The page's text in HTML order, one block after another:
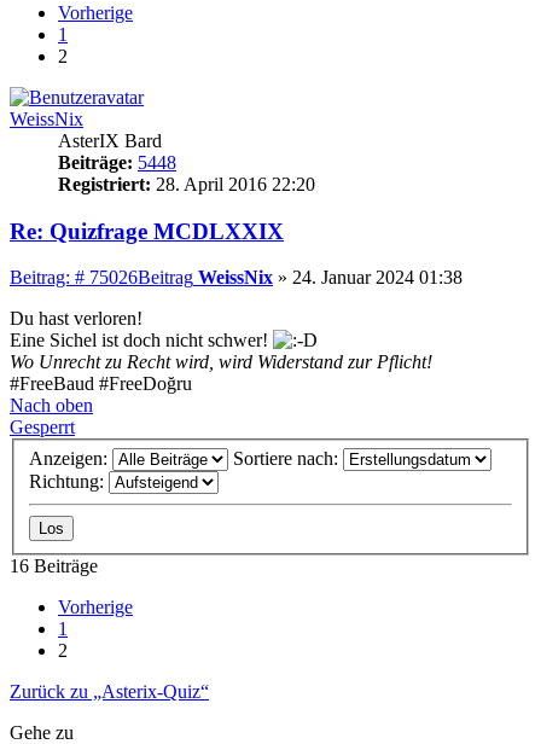
Vorherige
1
2
WeissNix
AsterIX Bard
Beiträge: 5448
Registriert: 28. April 2016 22:20
Re: Quizfrage MCDLXXIX
Beitrag: # 75026Beitrag WeissNix » 24. Januar 2024 01:38
Du hast verloren!
Eine Sichel ist doch nicht schwer!
Wo Unrecht zu Recht wird, wird Widerstand zur Pflicht!
#FreeBaud #FreeDoğru
Nach oben
Gesperrt
Anzeigen:
Sortiere nach:
Richtung:
16 Beiträge
Vorherige
1
2
Zurück zu „Asterix-Quiz“
Gehe zu